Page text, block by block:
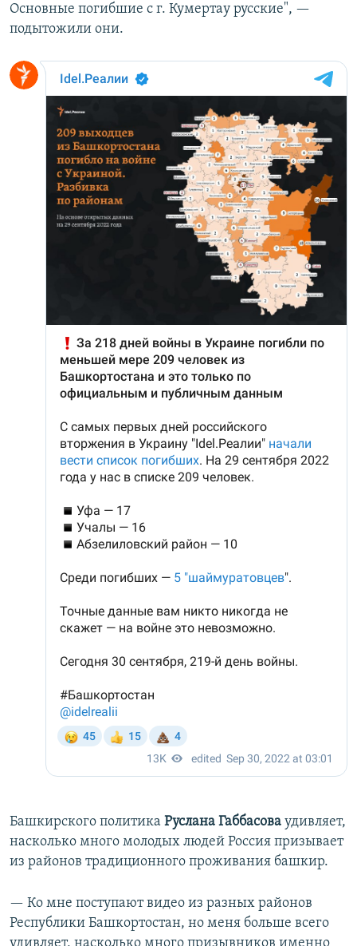
Основные погибшие с г. Кумертау русские", —
подытожили они.
Башкирского политика Руслана Габбасова удивляет,
насколько много молодых людей Россия призывает
из районов традиционного проживания башкир.
— Ко мне поступают видео из разных районов
Республики Башкортостан, но меня больше всего